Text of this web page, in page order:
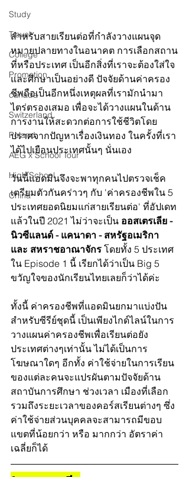
Study
Travel
College
Promotion
canada
Switzerland
Poland
AEG x School Tour
High School
China
สำหรับสายเรียนต่อที่กำลังวางแผนจุด
หมายปลายทางในอนาคต การเลือกสถาน
ที่หรือประเทศ เป็นอีกสิ่งที่เราจะต้องใส่ใจ
และศึกษาเป็นอย่างดี ปัจจัยด้านค่าครอง
ชีพถือเป็นอีกหนึ่งเหตุผลที่เรามักนำมา
ไตร่ตรองเสมอ เพื่อจะได้วางแผนในด้าน
การงานให้สะดวกต่อการใช้ชีวิตโดย
ปราศจากปัญหาเรื่องเงินทอง ในครั้งที่เรา
ได้ไปเยือนประเทศนั้นๆ นั่นเอง
วันนี้แอดมินจึงจะพาทุกคนไปตรวจเช็ค
เตรียมตัวกันคร่าวๆ กับ 'ค่าครองชีพใน 5
ประเทศยอดนิยมแก่สายเรียนต่อ' ที่อัปเดท
แล้วในปี 2021 ไม่ว่าจะเป็น ออสเตรเลีย -
นิวซีแลนด์ - แคนาดา - สหรัฐอเมริกา
และ สหราชอาณาจักร โดยทั้ง 5 ประเทศ
ใน Episode 1 นี้ เรียกได้ว่าเป็น Big 5
ขวัญใจของนักเรียนไทยเลยก็ว่าได้ค่ะ
ทั้งนี้ ค่าครองชีพที่แอดมินยกมาแบ่งปัน
สำหรับซีรีย์ชุดนี้ เป็นเพียงไกด์ไลน์ในการ
วางแผนค่าครองชีพเพื่อเรียนต่อยัง
ประเทศต่างๆเท่านั้น ไม่ได้เป็นการ
โฆษณาใดๆ อีกทั้ง ค่าใช้จ่ายในการเรียน
ของแต่ละคนจะแปรผันตามปัจจัยด้าน
สถาบันการศึกษา ช่วงเวลา เมืองที่เลือก
รวมถึงระยะเวลาของคอร์สเรียนต่างๆ ซึ่ง
ค่าใช้จ่ายส่วนบุคคลจะสามารถมีขอบ
แขตที่น้อยกว่า หรือ มากกว่า อัตราค่า
เฉลี่ยก็ได้